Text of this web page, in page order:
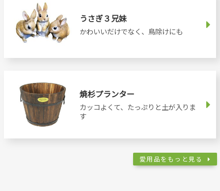
うさぎ３兄妹
かわいいだけでなく、鳥除けにも
焼杉プランター
カッコよくて、たっぷりと土が入りま
す
愛用品をもっと見る